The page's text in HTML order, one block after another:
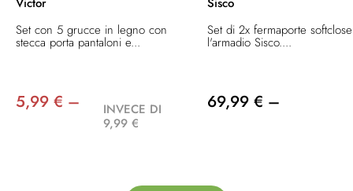
Set con 5 grucce in legno con
stecca porta pantaloni e...
5,99 € –
INVECE DI
9,99 €
Set di 2x fermaporte
l'armadio Sisco....
69,99 € –